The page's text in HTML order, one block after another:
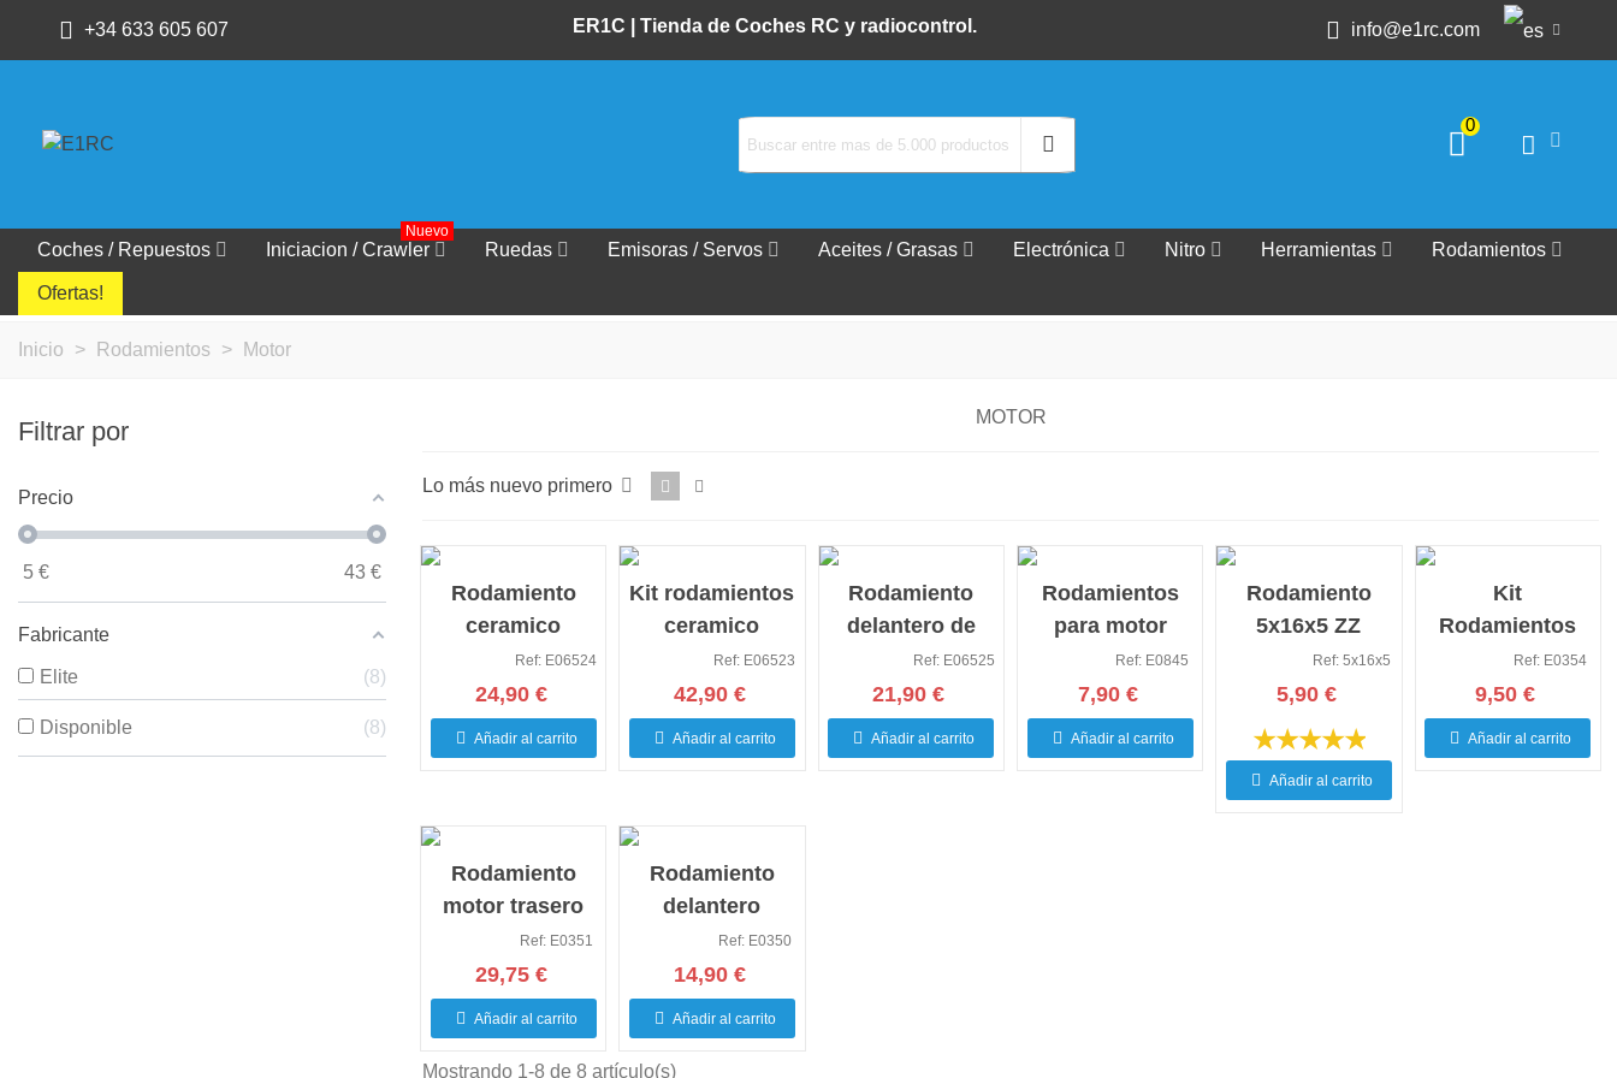
+34 633 605 607 ER1C | Tienda de Coches RC y radiocontrol. info@e1rc.com
0
Coches / Repuestos Iniciacion / Crawler
Nuevo
Ruedas Emisoras / Servos Aceites / Grasas Electrónica Nitro Herramientas Rodamientos
Ofertas!
Inicio > Rodamientos > Motor
Filtrar por
Precio
5 € 43 €
Fabricante
Elite 8
Disponible 8
MOTOR
Lo más nuevo primero
Rodamiento
ceramico
trasero de
motor 14x25.4x6
Ref: E06524
24,90 €
Añadir al carrito
Kit rodamientos
ceramico
delantero y
trasero motor
Ref: E06523
42,90 €
Añadir al carrito
Rodamiento
delantero de
motor 7x19x6
Ref: E06525
21,90 €
Añadir al carrito
Rodamientos
para motor
XeRun
4274/4268 SD
G2 (2ud)
Ref: E0845
7,90 €
Añadir al carrito
Rodamiento
5x16x5 ZZ
ceramico de
motor para Hw
1/8 xerun
Ref: 5x16x5
5,90 €
Añadir al carrito
Kit
Rodamientos
Ceramicos
Motor Electrico
540
Ref: E0354
9,50 €
Añadir al carrito
Rodamiento
motor trasero
ceramico
Ref: E0351
29,75 €
Añadir al carrito
Rodamiento
delantero
ceramico
Ref: E0350
14,90 €
Añadir al carrito
Mostrando 1-8 de 8 artículo(s)